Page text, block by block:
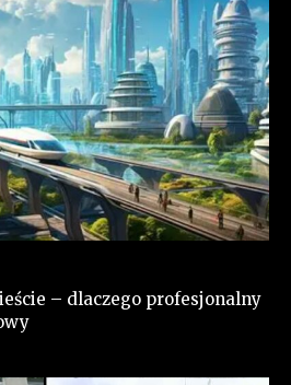
– dlaczego profesjonalny